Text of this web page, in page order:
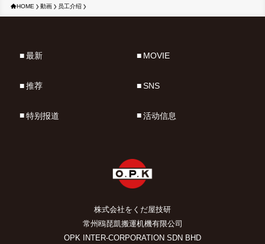
HOME 動画 员工介绍
株式会社をくだ屋技研
常州鴎琵凱搬運机機有限公司
OPK INTER-CORPORATION SDN BHD
最新
推荐
特别报道
MOVIE
SNS
活动信息